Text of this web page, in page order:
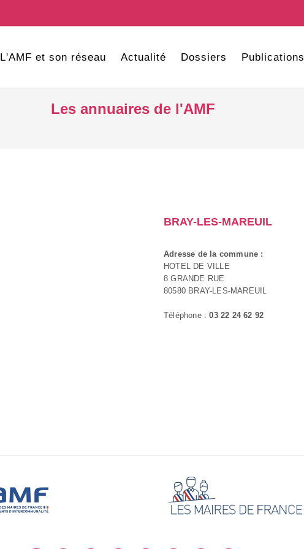
L'AMF et son réseau Actualité Dossiers Publications
Les annuaires de l'AMF
BRAY-LES-MAREUIL
Adresse de la commune :
HOTEL DE VILLE
8 GRANDE RUE
80580 BRAY-LES-MAREUIL
Téléphone :03 22 24 62 92